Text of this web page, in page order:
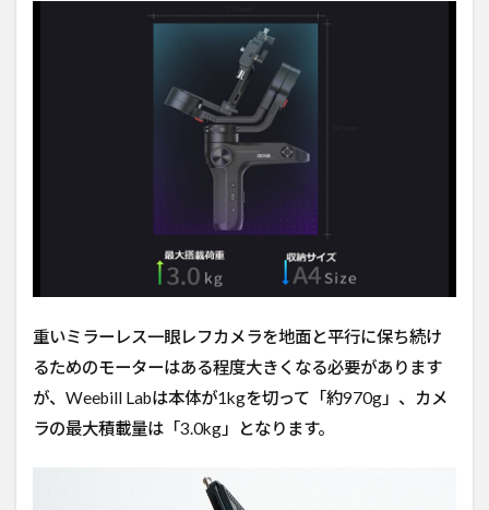
重いミラーレス一眼レフカメラを地面と平行に保ち続け
るためのモーターはある程度大きくなる必要があります
が、Weebill Labは本体が1kgを切って「約970g」、カメ
ラの最大積載量は「3.0kg」となります。